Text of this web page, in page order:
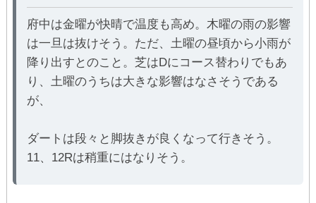
府中は金曜が快晴で温度も高め。木曜の雨の影響
は一旦は抜けそう。ただ、土曜の昼頃から小雨が
降り出すとのこと。芝はDにコース替わりでもあ
り、土曜のうちは大きな影響はなさそうである
が、
ダートは段々と脚抜きが良くなって行きそう。
11、12Rは稍重にはなりそう。